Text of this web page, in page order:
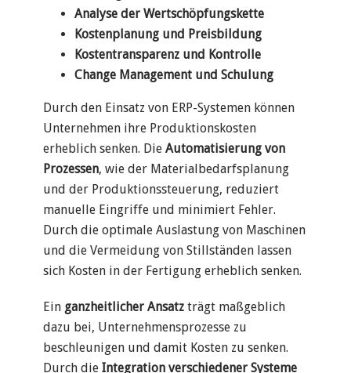
Analyse der Wertschöpfungskette
Kostenplanung und Preisbildung
Kostentransparenz und Kontrolle
Change Management und Schulung
Durch den Einsatz von ERP-Systemen können
Unternehmen ihre Produktionskosten
erheblich senken. Die Automatisierung von
Prozessen, wie der Materialbedarfsplanung
und der Produktionssteuerung, reduziert
manuelle Eingriffe und minimiert Fehler.
Durch die optimale Auslastung von Maschinen
und die Vermeidung von Stillständen lassen
sich Kosten in der Fertigung erheblich senken.
Ein ganzheitlicher Ansatz trägt maßgeblich
dazu bei, Unternehmensprozesse zu
beschleunigen und damit Kosten zu senken.
Durch die Integration verschiedener Systeme